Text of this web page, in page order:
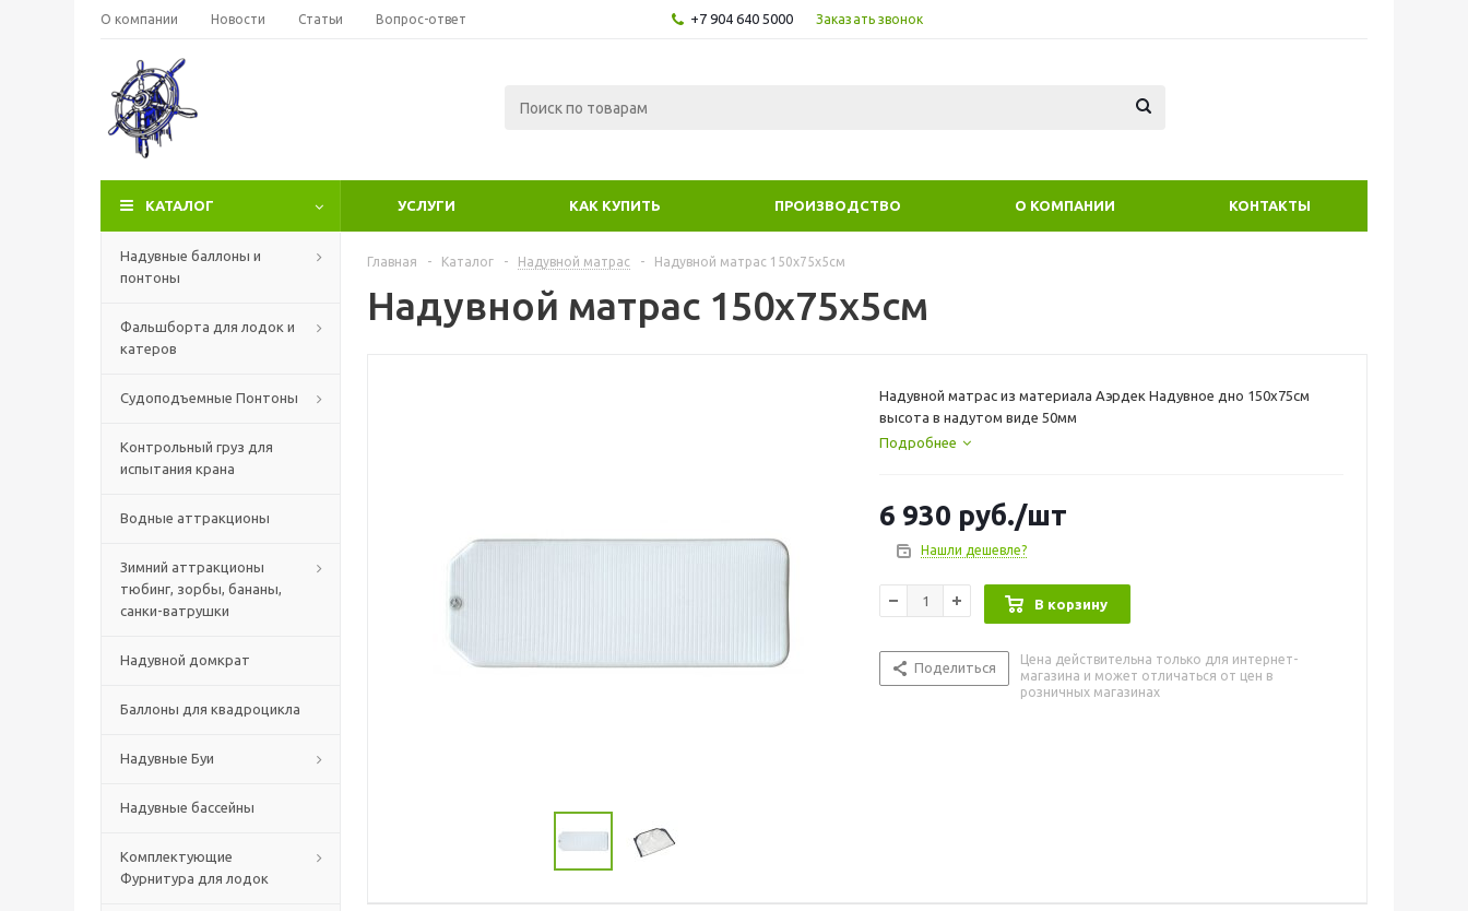
О компании Новости Статьи Вопрос-ответ +7 904 640 5000 Заказать звонок
КАТАЛОГ УСЛУГИ КАК КУПИТЬ ПРОИЗВОДСТВО О КОМПАНИИ КОНТАКТЫ
Надувные баллоны и
понтоны
Фальшборта для лодок и
катеров
Судоподъемные Понтоны
Контрольный груз для
испытания крана
Водные аттракционы
Зимний аттракционы
тюбинг, зорбы, бананы,
санки-ватрушки
Надувной домкрат
Баллоны для квадроцикла
Надувные Буи
Надувные бассейны
Комплектующие
Фурнитура для лодок
Главная - Каталог - Надувной матрас - Надувной матрас 150х75x5см
Надувной матрас 150х75x5см
Надувной матрас из материала Аэрдек Надувное дно 150х75см
высота в надутом виде 50мм
Подробнее
6 930 руб./шт
Нашли дешевле?
В корзину
Поделиться
Цена действительна только для интернет-
магазина и может отличаться от цен в
розничных магазинах